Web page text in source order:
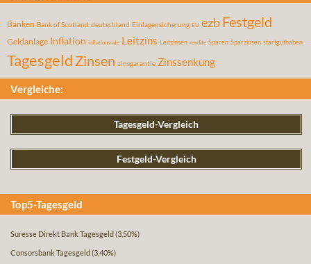
Banken Bank of Scotland deutschland Einlagensicherung EU ezbFestgeld
Geldanlage Inflation inflationsrate Leitzins Leitzinsen rendite Sparen Sparzinsen startguthaben
Tagesgeld Zinsen zinsgarantie Zinssenkung
Vergleiche:
Tagesgeld-Vergleich
Festgeld-Vergleich
Top5-Tagesgeld
Suresse Direkt Bank Tagesgeld (3,50%)
Consorsbank Tagesgeld (3,40%)